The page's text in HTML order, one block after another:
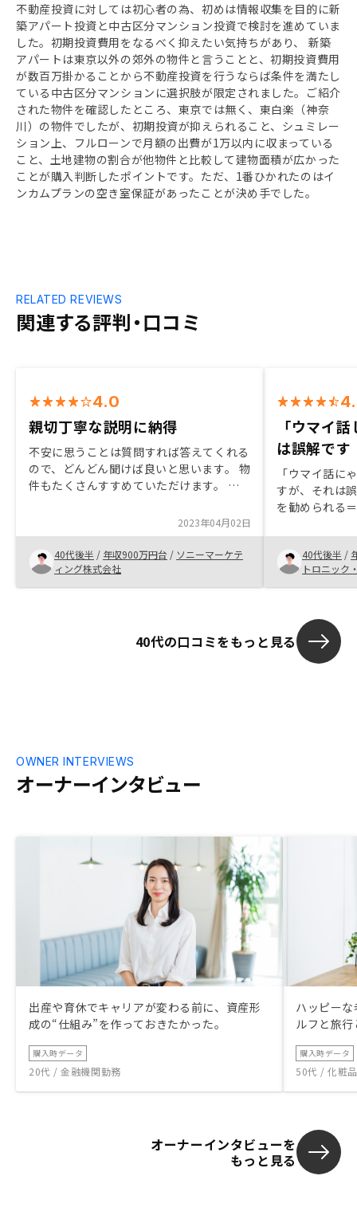
不動産投資に対しては初心者の為、初めは情報収集を目的に新
築アパート投資と中古区分マンション投資で検討を進めていま
した。初期投資費用をなるべく抑えたい気持ちがあり、 新築
アパートは東京以外の郊外の物件と言うことと、初期投資費用
が数百万掛かることから不動産投資を行うならば条件を満たし
ている中古区分マンションに選択肢が限定されました。ご紹介
された物件を確認したところ、東京では無く、東白楽（神奈
川）の物件でしたが、初期投資が抑えられること、シュミレー
ション上、フルローンで月額の出費が1万以内に収まっている
こと、土地建物の割合が他物件と比較して建物面積が広かった
ことが購入判断したポイントです。ただ、1番ひかれたのはイ
ンカムプランの空き室保証があったことが決め手でした。
関連する評判・口コミ
RELATED REVIEWS
4.0
親切丁寧な説明に納得
不安に思うことは質問すれば答えてくれる
ので、どんどん聞けば良いと思います。 物
件もたくさんすすめていただけます。 と
心しています。 チームでご対応いただけ
るのも嬉しいです。
2023年04月02日
40代後半 / 年収900万円台 / ソニーマーケテ
ィング株式会社
「ウマイ
は誤解です
「ウマイ話に
すが、それは
を勧められる
と「不動産投
たし、収入が
「貧乏根性」
金持ちがやる
当に丁寧かつ
ことで、抱え
れ、最後には
ですが、ぜひ
ていただき、
ていくことを
40代後半 /
トロニック
40代の口コミをもっと見る
オーナーインタビュー
OWNER INTERVIEWS
出産や育休でキャリアが変わる前に、資産形
成の“仕組み”を作っておきたかった。
購入時データ
20代 / 金融機関勤務
ハッピー
ルフと旅
購入時データ
50代 / 化粧
オーナーインタビューを
もっと見る